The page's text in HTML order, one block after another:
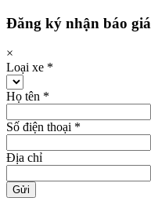
Đăng ký nhận báo giá
×
Loại xe *
Họ tên *
Số điện thoại *
Địa chỉ
Gửi